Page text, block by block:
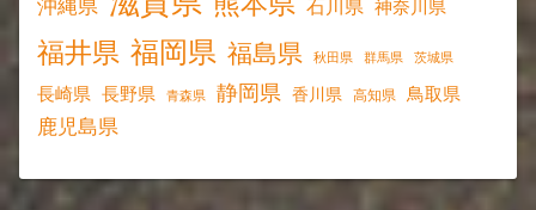
沖縄県 石川県 神奈川県
福井県 福岡県 福島県 秋田県 群馬県 茨城県
長崎県 長野県 青森県 静岡県 香川県 高知県 鳥取県
鹿児島県